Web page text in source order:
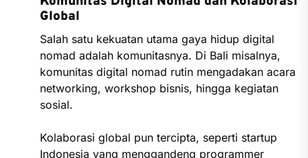
Global
Salah satu kekuatan utama gaya hidup digital
nomad adalah komunitasnya. Di Bali misalnya,
komunitas digital nomad rutin mengadakan acara
networking, workshop bisnis, hingga kegiatan
sosial.
Kolaborasi global pun tercipta, seperti startup
Indonesia yang menggandeng programmer